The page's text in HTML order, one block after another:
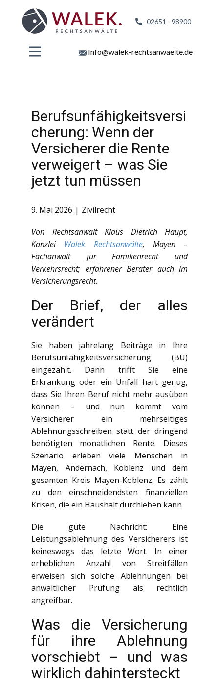
02651 - 98900
Info@walek-rechtsanwaelte.de
Berufsunfähigkeitsversi
cherung: Wenn der
Versicherer die Rente
verweigert – was Sie
jetzt tun müssen
9. Mai 2026 Zivilrecht
Von Rechtsanwalt Klaus Dietrich Haupt,
Kanzlei Walek Rechtsanwälte, Mayen –
Fachanwalt für Familienrecht und
Verkehrsrecht; erfahrener Berater auch im
Versicherungsrecht.
Der Brief, der alles
verändert
Sie haben jahrelang Beiträge in Ihre
Berufsunfähigkeitsversicherung (BU)
eingezahlt. Dann trifft Sie eine
Erkrankung oder ein Unfall hart genug,
dass Sie Ihren Beruf nicht mehr ausüben
können – und nun kommt vom
Versicherer ein mehrseitiges
Ablehnungsschreiben statt der dringend
benötigten monatlichen Rente. Dieses
Szenario erleben viele Menschen in
Mayen, Andernach, Koblenz und dem
gesamten Kreis Mayen-Koblenz. Es zählt
zu den einschneidendsten finanziellen
Krisen, die ein Haushalt durchleben kann.
Die gute Nachricht: Eine
Leistungsablehnung des Versicherers ist
keineswegs das letzte Wort. In einer
erheblichen Anzahl von Streitfällen
erweisen sich solche Ablehnungen bei
anwaltlicher Prüfung als rechtlich
angreifbar.
Was die Versicherung
für ihre Ablehnung
vorschiebt – und was
wirklich dahintersteckt